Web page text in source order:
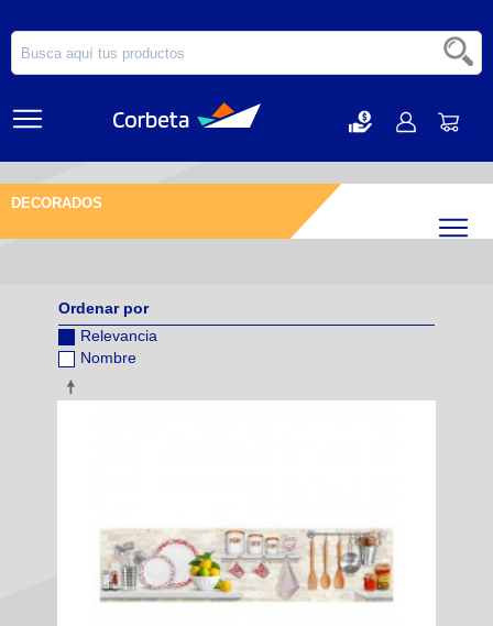
DECORADOS
Ordenar por
Relevancia
Nombre